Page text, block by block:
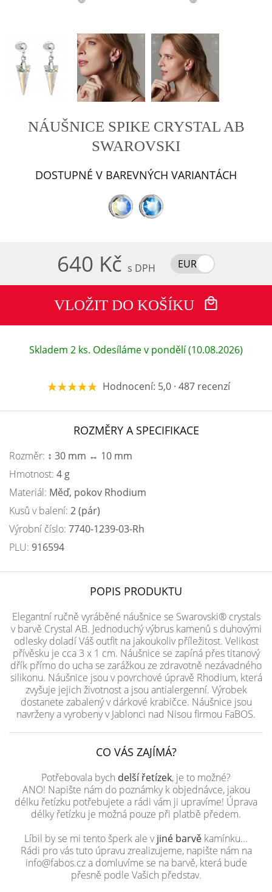
NÁUŠNICE SPIKE CRYSTAL AB
SWAROVSKI
DOSTUPNÉ V BAREVNÝCH VARIANTÁCH
640 Kč s DPH EUR
VLOŽIT DO KOŠÍKU
Skladem 2 ks. Odesíláme v pondělí (10.08.2026)
Hodnocení: 5,0 · 487 recenzí
ROZMĚRY A SPECIFIKACE
Rozměr: ↕ 30 mm ↔ 10 mm
Hmotnost: 4 g
Materiál: Měď, pokov Rhodium
Kusů v balení: 2 (pár)
Výrobní číslo: 7740-1239-03-Rh
PLU: 916594
POPIS PRODUKTU
Elegantní ručně vyráběné náušnice se Swarovski® crystals
v barvě Crystal AB. Jednoduchý výbrus kamenů s duhovými
odlesky doladí Váš outfit na jakoukoliv příležitost. Velikost
přívěsku je cca 3 x 1 cm. Náušnice se zapíná přes titanový
dřík přímo do ucha se zarážkou ze zdravotně nezávadného
silikonu. Náušnice jsou v povrchové úpravě Rhodium, která
zvyšuje jejich životnost a jsou antialergenní. Výrobek
dostanete zabalený v dárkové krabičce. Náušnice jsou
navrženy a vyrobeny v Jablonci nad Nisou firmou FaBOS.
CO VÁS ZAJÍMÁ?
Potřebovala bych delší řetízek, je to možné?
ANO! Napište nám do poznámky k objednávce, jakou
délku řetízku potřebujete a rádi vám ji upravíme! Úprava
délky řetízku je možná pouze při platbě předem.
Líbil by se mi tento šperk ale vjiné barvě kamínku...
Rádi pro vás tuto úpravu zrealizujeme, napište nám na
info@fabos.cz a domluvíme se na barvě, která bude
přesně podle Vašich představ.